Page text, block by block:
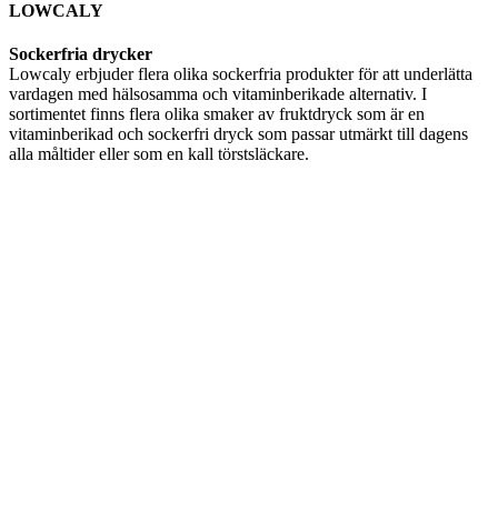
LOWCALY
Sockerfria drycker
Lowcaly erbjuder flera olika sockerfria produkter för att underlätta
vardagen med hälsosamma och vitaminberikade alternativ. I
sortimentet finns flera olika smaker av fruktdryck som är en
vitaminberikad och sockerfri dryck som passar utmärkt till dagens
alla måltider eller som en kall törstsläckare.